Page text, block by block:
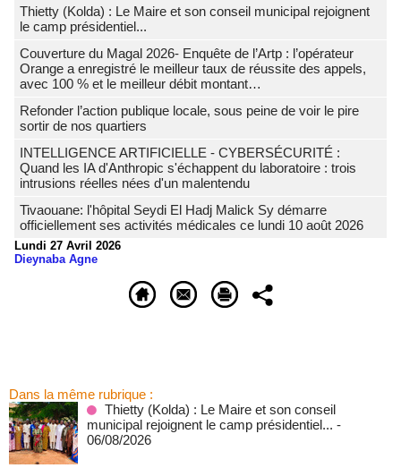
‎Thietty (Kolda) : Le Maire et son conseil municipal rejoignent
le camp présidentiel...
Couverture du Magal 2026- Enquête de l’Artp : l’opérateur
Orange a enregistré le meilleur taux de réussite des appels,
avec 100 % et le meilleur débit montant…
Refonder l’action publique locale, sous peine de voir le pire
sortir de nos quartiers
INTELLIGENCE ARTIFICIELLE - CYBERSÉCURITÉ :
Quand les IA d'Anthropic s'échappent du laboratoire : trois
intrusions réelles nées d'un malentendu
Tivaouane: l'hôpital Seydi El Hadj Malick Sy démarre
officiellement ses activités médicales ce lundi 10 août 2026
Lundi 27 Avril 2026
Dieynaba Agne
Dans la même rubrique :
‎Thietty (Kolda) : Le Maire et son conseil
municipal rejoignent le camp présidentiel... -
06/08/2026